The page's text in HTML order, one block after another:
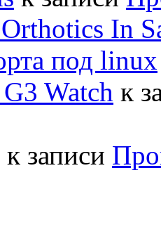
In
под linux
Watch к
к записи